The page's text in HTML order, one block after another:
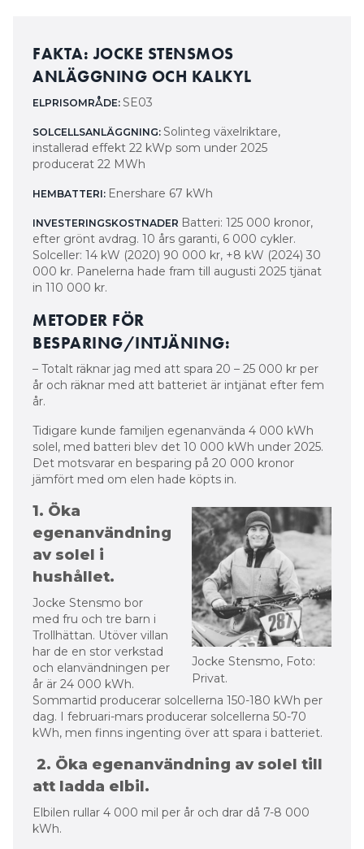
FAKTA: JOCKE STENSMOS
ANLÄGGNING OCH KALKYL
ELPRISOMRÅDE: SE03
SOLCELLSANLÄGGNING: Solinteg växelriktare,
installerad effekt 22 kWp som under 2025
producerat 22 MWh
HEMBATTERI: Enershare 67 kWh
INVESTERINGSKOSTNADER Batteri: 125 000 kronor,
efter grönt avdrag. 10 års garanti, 6 000 cykler.
Solceller: 14 kW (2020) 90 000 kr, +8 kW (2024) 30
000 kr. Panelerna hade fram till augusti 2025 tjänat
in 110 000 kr.
METODER FÖR
BESPARING/INTJÄNING:
– Totalt räknar jag med att spara 20 – 25 000 kr per
år och räknar med att batteriet är intjänat efter fem
år.
Tidigare kunde familjen egenanvända 4 000 kWh
solel, med batteri blev det 10 000 kWh under 2025.
Det motsvarar en besparing på 20 000 kronor
jämfört med om elen hade köpts in.
Jocke Stensmo, Foto:
Privat.
1. Öka
egenanvändning
av solel i
hushållet.
Jocke Stensmo bor
med fru och tre barn i
Trollhättan. Utöver villan
har de en stor verkstad
och elanvändningen per
år är 24 000 kWh.
Sommartid producerar solcellerna 150-180 kWh per
dag. I februari-mars producerar solcellerna 50-70
kWh, men finns ingenting över att spara i batteriet.
2. Öka egenanvändning av solel till
att ladda elbil.
Elbilen rullar 4 000 mil per år och drar då 7-8 000
kWh.